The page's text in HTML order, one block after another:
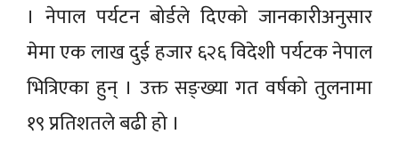
। नेपाल पर्यटन बोर्डले दिएको जानकारीअनुसार
मेमा एक लाख दुई हजार ६२६ विदेशी पर्यटक नेपाल
भित्रिएका हुन् । उक्त सङ्ख्या गत वर्षको तुलनामा
१९ प्रतिशतले बढी हो ।